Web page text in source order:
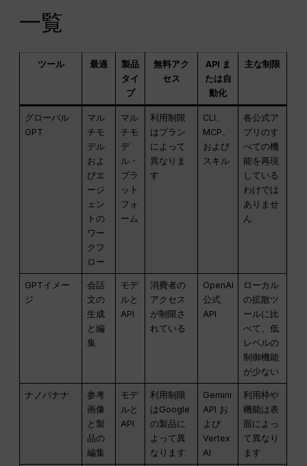
一覧
ツール 最適
製品
タイ
プ
無料アク
セス
API ま
たは自
動化
主な制限
グローバル
GPT
マル
チモ
デル
およ
びエ
ージ
ェン
トの
ワー
クフ
ロー
マル
チモ
デ
ル・
プラ
ット
フォ
ーム
利用制限
はプラン
によって
異なりま
す
CLI、
MCP、
および
スキル
各公式ア
プリのす
べての機
能を再現
している
わけでは
ありませ
ん
GPTイメー
ジ
会話
文の
生成
と編
集
モデ
ルと
API
消費者の
アクセス
が制限さ
れている
OpenAI
公式
API
ローカル
の拡散ツ
ールに比
べて、低
レベルの
制御機能
が少ない
ナノバナナ
参考
画像
と製
品の
編集
モデ
ルと
API
利用制限
はGoogle
の製品に
よって異
なります
Gemini
API お
よび
Vertex
AI
利用枠や
機能は表
面によっ
て異なり
ます